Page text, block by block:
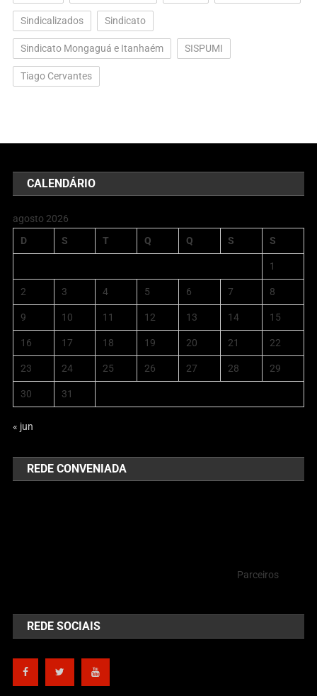
Sindicalizados Sindicato
Sindicato Mongaguá e Itanhaém SISPUMI
Tiago Cervantes
CALENDÁRIO
agosto 2026
D
S T Q Q S S
1
2 3 4 5 6 7 8
9 10 11 12 13 14 15
16 17 18 19 20 21 22
23 24 25 26 27 28 29
30 31
« jun
REDE CONVENIADA
Parceiros
REDE SOCIAIS